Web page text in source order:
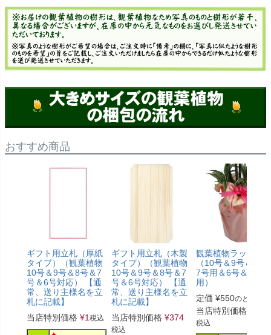
おすすめ商品
ギフト用立札（厚紙
タイプ）（観葉植物
10号＆9号＆8号＆7
号＆6号対応） 【通
常、送り主様名を立
札に記載】
当店特別価格 ¥1 税込
ギフト用立札（木製
タイプ）（観葉植物
10号＆9号＆8号＆7
号＆6号対応） 【通
常、送り主様名を立
札に記載】
当店特別価格 ¥374
税込
観葉植物ラッピン
（10号＆9号＆8号
7号用＆6号＆5号
用）
定価 ¥550のところ
当店特別価格
税込